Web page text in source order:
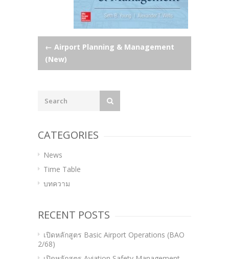
Post
navigation
← Airport Planning & Management
(New)
CATEGORIES
News
Time Table
บทความ
RECENT POSTS
เปิดหลักสูตร Basic Airport Operations (BAO
2/68)